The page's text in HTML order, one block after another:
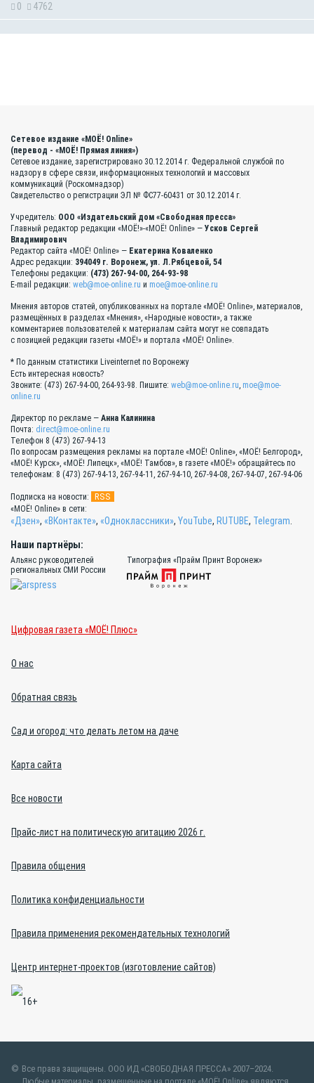
0 4762
Сетевое издание «МОЁ! Online»
(перевод - «МОЁ! Прямая линия»)
Сетевое издание, зарегистрировано 30.12.2014 г. Федеральной службой по
надзору в сфере связи, информационных технологий и массовых
коммуникаций (Роскомнадзор)
Свидетельство о регистрации ЭЛ № ФС77-60431 от 30.12.2014 г.
Учредитель: ООО «Издательский дом «Свободная пресса»
Главный редактор редакции «МОЁ!»-«МОЁ! Online» — Усков Сергей
Владимирович
Редактор сайта «МОЁ! Online» — Екатерина Коваленко
Адрес редакции: 394049 г. Воронеж, ул. Л.Рябцевой, 54
Телефоны редакции: (473) 267-94-00, 264-93-98
E-mail редакции: web@moe-online.ru и moe@moe-online.ru
Мнения авторов статей, опубликованных на портале «МОЁ! Online», материалов,
размещённых в разделах «Мнения», «Народные новости», а также
комментариев пользователей к материалам сайта могут не совпадать
с позицией редакции газеты «МОЁ!» и портала «МОЁ! Online».
* По данным статистики Liveinternet по Воронежу
Есть интересная новость?
Звоните: (473) 267-94-00, 264-93-98. Пишите: web@moe-online.ru, moe@moe-
online.ru
Директор по рекламе — Анна Калинина
Почта: direct@moe-online.ru
Телефон 8 (473) 267-94-13
По вопросам размещения рекламы на портале «МОЁ! Online», «МОЁ! Белгород»,
«МОЁ! Курск», «МОЁ! Липецк», «МОЁ! Тамбов», в газете «МОЁ!» обращайтесь по
телефонам: 8 (473) 267-94-13, 267-94-11, 267-94-10, 267-94-08, 267-94-07, 267-94-06
Подписка на новости: RSS
«МОЁ! Online» в сети:
«Дзен», «ВКонтакте», «Одноклассники», YouTube, RUTUBE, Telegram
Наши партнёры:
Альянс руководителей
региональных СМИ России
Типография «Прайм Принт Воронеж»
Цифровая газета «МОЁ! Плюс»
О нас
Обратная связь
Сад и огород: что делать летом на даче
Карта сайта
Все новости
Прайс-лист на политическую агитацию 2026 г.
Правила общения
Политика конфиденциальности
Правила применения рекомендательных технологий
Центр интернет-проектов (изготовление сайтов)
Все права защищены. ООО ИД «СВОБОДНАЯ ПРЕССА» 2007–2024.